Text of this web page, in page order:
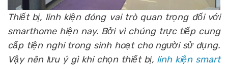
Thiết bị, linh kiện đóng vai trò quan trọng đối với
smarthome hiện nay. Bởi vì chúng trực tiếp cung
cấp tiện nghi trong sinh hoạt cho người sử dụng.
Vậy nên lưu ý gì khi chọn thiết bị, linh kiện smart